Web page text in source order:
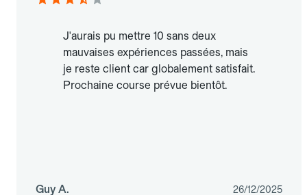
J'aurais pu mettre 10 sans deux
mauvaises expériences passées, mais
je reste client car globalement satisfait.
Prochaine course prévue bientôt.
Guy A. 26/12/2025